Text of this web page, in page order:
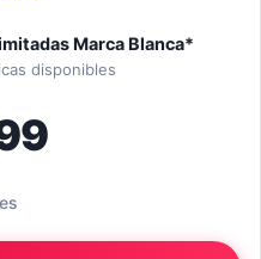
Marca Blanca*
disponibles